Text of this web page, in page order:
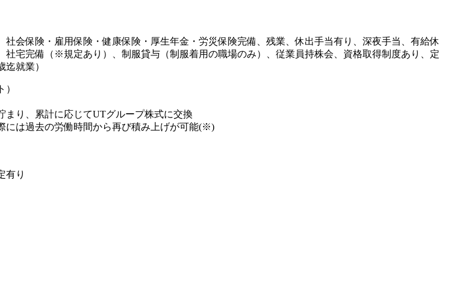
会保険・雇用保険・健康保険・厚生年金・労災保険完備、残業、休出手当有り、深夜手当、有給休
社宅完備（※規定あり）、制服貸与（制服着用の職場のみ）、従業員持株会、資格取得制度あり、定
迄就業）
まり、累計に応じてUTグループ株式に交換
には過去の労働時間から再び積み上げが可能(※)
有り